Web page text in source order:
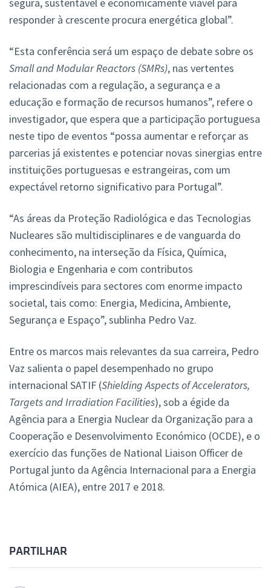
segura, sustentável e economicamente viável para
responder à crescente procura energética global”.
“Esta conferência será um espaço de debate sobre os
Small and Modular Reactors (SMRs), nas vertentes
relacionadas com a regulação, a segurança e a
educação e formação de recursos humanos”, refere o
investigador, que espera que a participação portuguesa
neste tipo de eventos “possa aumentar e reforçar as
parcerias já existentes e potenciar novas sinergias entre
instituições portuguesas e estrangeiras, com um
expectável retorno significativo para Portugal”.
“As áreas da Proteção Radiológica e das Tecnologias
Nucleares são multidisciplinares e de vanguarda do
conhecimento, na interseção da Física, Química,
Biologia e Engenharia e com contributos
imprescindíveis para sectores com enorme impacto
societal, tais como: Energia, Medicina, Ambiente,
Segurança e Espaço”, sublinha Pedro Vaz.
Entre os marcos mais relevantes da sua carreira, Pedro
Vaz salienta o papel desempenhado no grupo
internacional SATIF (Shielding Aspects of Accelerators,
Targets and Irradiation Facilities), sob a égide da
Agência para a Energia Nuclear da Organização para a
Cooperação e Desenvolvimento Económico (OCDE), e o
exercício das funções de National Liaison Officer de
Portugal junto da Agência Internacional para a Energia
Atómica (AIEA), entre 2017 e 2018.
PARTILHAR